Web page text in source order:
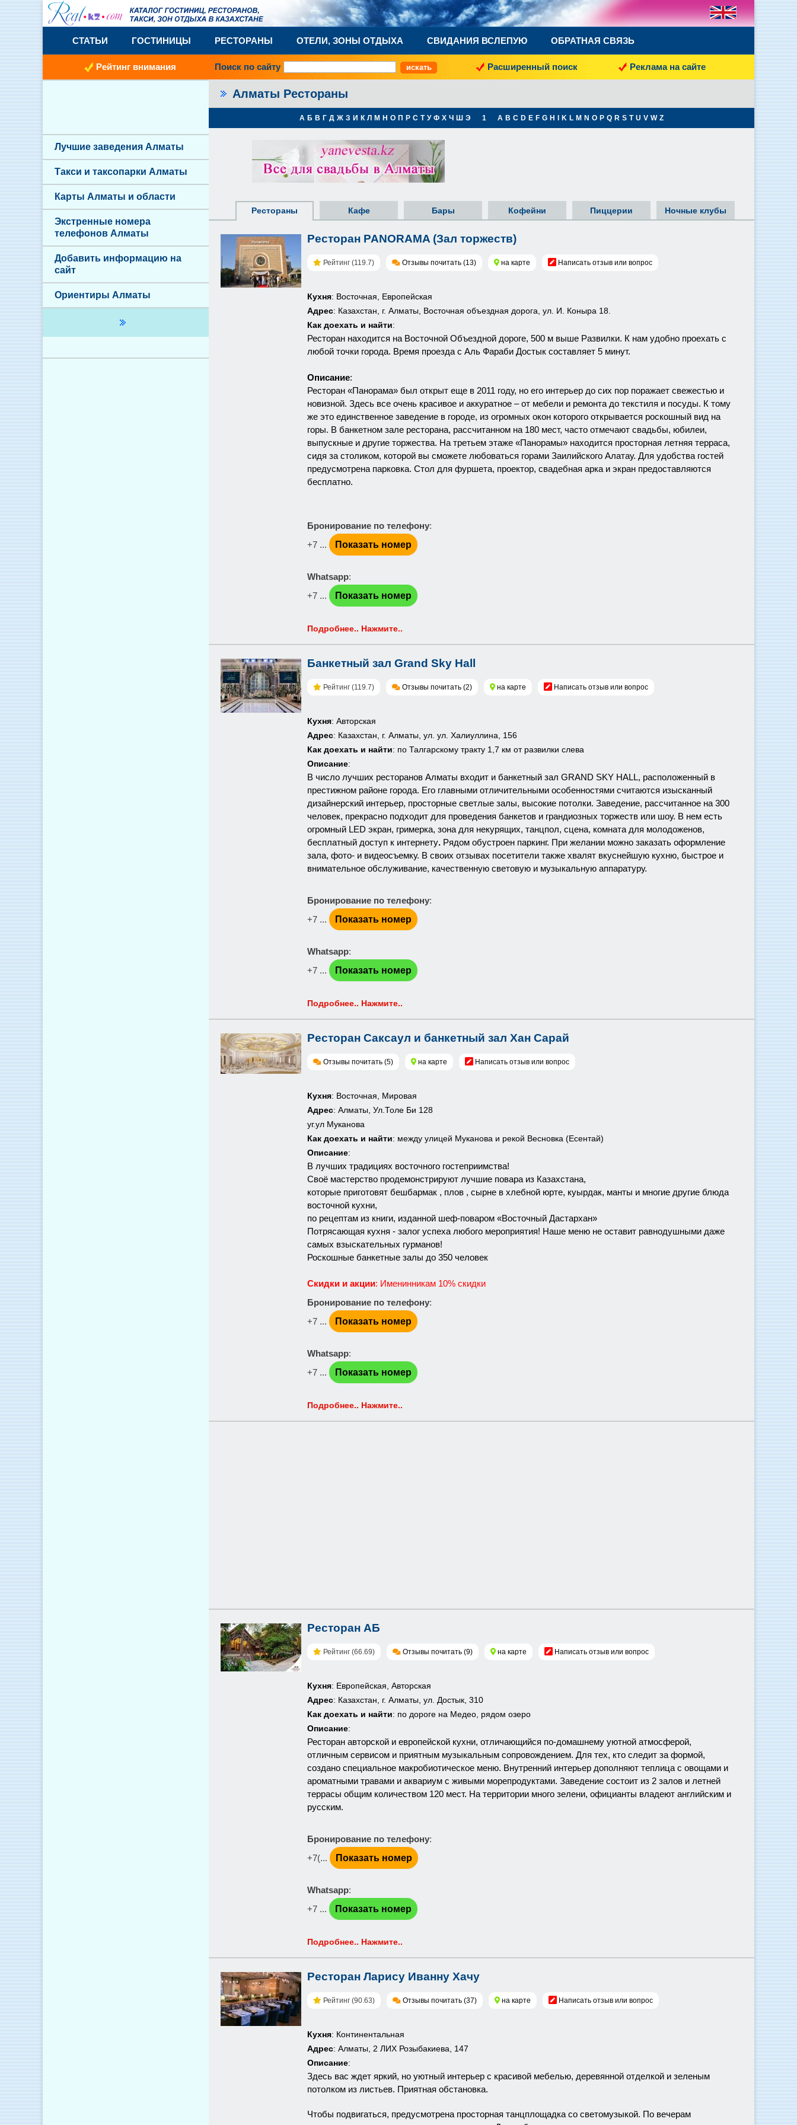
СТАТЬИ ГОСТИНИЦЫ РЕСТОРАНЫ ОТЕЛИ, ЗОНЫ ОТДЫХА СВИДАНИЯ ВСЛЕПУЮ ОБРАТНАЯ СВЯЗЬ
Рейтинг внимания Поиск по сайту Расширенный поиск Реклама на сайте
Алматы Рестораны
А Б В Г Д Ж З И К Л М Н О П Р С Т У Ф Х Ч Ш Э 1 A B C D E F G H K L M N O P Q R S T U V W Z
Рестораны Кафе Бары Кофейни Пиццерии Ночные клубы
Ресторан PANORAMA (Зал торжеств)
Рейтинг (119.7) Отзывы почитать (13) на карте Написать отзыв или вопрос
Кухня: Восточная, Европейская
Адрес: Казахстан, г. Алматы, Восточная объездная дорога, ул. И. Коныра 18.
Как доехать и найти:
Ресторан находится на Восточной Объездной дороге, 500 м выше Развилки. К нам удобно проехать с
любой точки города. Время проезда с Аль Фараби Достык составляет 5 минут.
Описание:
Ресторан «Панорама» был открыт еще в 2011 году, но его интерьер до сих пор поражает свежестью и
новизной. Здесь все очень красивое и аккуратное – от мебели и ремонта до текстиля и посуды. К тому
же это единственное заведение в городе, из огромных окон которого открывается роскошный вид на
горы. В банкетном зале ресторана, рассчитанном на 180 мест, часто отмечают свадьбы, юбилеи,
выпускные и другие торжества. На третьем этаже «Панорамы» находится просторная летняя терраса,
сидя за столиком, которой вы сможете любоваться горами Заилийского Алатау. Для удобства гостей
предусмотрена парковка. Стол для фуршета, проектор, свадебная арка и экран предоставляются
бесплатно.
Бронирование по телефону:
+7 ...
Показать номер
Whatsapp:
+7 ...
Показать номер
Подробнее.. Нажмите..
Банкетный зал Grand Sky Hall
Рейтинг (119.7) Отзывы почитать (2) на карте Написать отзыв или вопрос
Кухня: Авторская
Адрес: Казахстан, г. Алматы, ул. ул. Халиуллина, 156
Как доехать и найти: по Талгарскому тракту 1,7 км от развилки слева
Описание:
В число лучших ресторанов Алматы входит и банкетный зал GRAND SKY HALL, расположенный в
престижном районе города. Его главными отличительными особенностями считаются изысканный
дизайнерский интерьер, просторные светлые залы, высокие потолки. Заведение, рассчитанное на 300
человек, прекрасно подходит для проведения банкетов и грандиозных торжеств или шоу. В нем есть
огромный LED экран, гримерка, зона для некурящих, танцпол, сцена, комната для молодоженов,
бесплатный доступ к интернету. Рядом обустроен паркинг. При желании можно заказать оформление
зала, фото- и видеосъемку. В своих отзывах посетители также хвалят вкуснейшую кухню, быстрое и
внимательное обслуживание, качественную световую и музыкальную аппаратуру.
Бронирование по телефону:
+7 ...
Показать номер
Whatsapp:
+7 ...
Показать номер
Подробнее.. Нажмите..
Ресторан Саксаул и банкетный зал Хан Сарай
Отзывы почитать (5) на карте Написать отзыв или вопрос
Кухня: Восточная, Мировая
Адрес: Алматы, Ул.Толе Би 128
уг.ул Муканова
Как доехать и найти: между улицей Муканова и рекой Весновка (Есентай)
Описание:
В лучших традициях восточного гостеприимства!
Своё мастерство продемонстрируют лучшие повара из Казахстана,
которые приготовят бешбармак , плов , сырне в хлебной юрте, куырдак, манты и многие другие блюда
восточной кухни,
по рецептам из книги, изданной шеф-поваром «Восточный Дастархан»
Потрясающая кухня - залог успеха любого мероприятия! Наше меню не оставит равнодушными даже
самых взыскательных гурманов!
Роскошные банкетные залы до 350 человек
Скидки и акции: Именинникам 10% скидки
Бронирование по телефону:
+7 ...
Показать номер
Whatsapp:
+7 ...
Показать номер
Подробнее.. Нажмите..
Ресторан АБ
Рейтинг (66.69) Отзывы почитать (9) на карте Написать отзыв или вопрос
Кухня: Европейская, Авторская
Адрес: Казахстан, г. Алматы, ул. Достык, 310
Как доехать и найти: по дороге на Медео, рядом озеро
Описание:
Ресторан авторской и европейской кухни, отличающийся по-домашнему уютной атмосферой,
отличным сервисом и приятным музыкальным сопровождением. Для тех, кто следит за формой,
создано специальное макробиотическое меню. Внутренний интерьер дополняют теплица с овощами и
ароматными травами и аквариум с живыми морепродуктами. Заведение состоит из 2 залов и летней
террасы общим количеством 120 мест. На территории много зелени, официанты владеют английским и
русским.
Бронирование по телефону:
+7(...
Показать номер
Whatsapp:
+7 ...
Показать номер
Подробнее.. Нажмите..
Ресторан Ларису Иванну Хачу
Рейтинг (90.63) Отзывы почитать (37) на карте Написать отзыв или вопрос
Кухня: Континентальная
Адрес: Алматы, 2 ЛИХ Розыбакиева, 147
Описание:
Здесь вас ждет яркий, но уютный интерьер с красивой мебелью, деревянной отделкой и зеленым
потолком из листьев. Приятная обстановка.
Чтобы подвигаться, предусмотрена просторная танцплощадка со светомузыкой. По вечерам
Лучшие заведения Алматы
Такси и таксопарки Алматы
Карты Алматы и области
Экстренные номера
телефонов Алматы
Добавить информацию на
сайт
Ориентиры Алматы